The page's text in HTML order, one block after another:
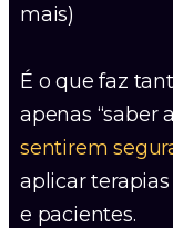
mais)
É o que faz
apenas “saber
sentirem
aplicar
e pacientes.